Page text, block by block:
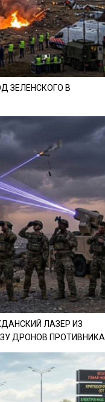
ЗЕЛЕНСКОГО В
ЛАЗЕР ИЗ
ДРОНОВ ПРОТИВНИКА